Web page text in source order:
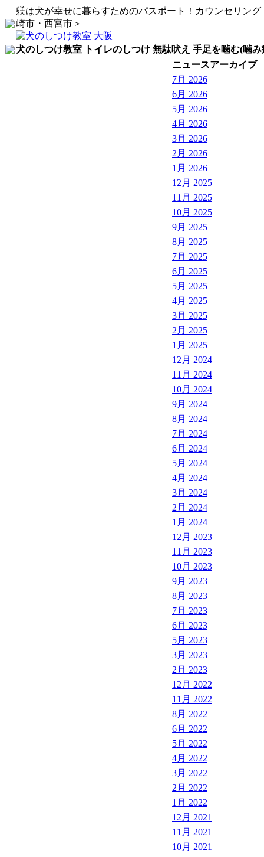
躾は犬が幸せに暮らすためのパスポート！カウンセリン
崎市・西宮市＞
犬のしつけ教室 トイレのしつけ 無駄吠え 手足を噛む(噛
ニュースアーカイブ
7月 2026
6月 2026
5月 2026
4月 2026
3月 2026
2月 2026
1月 2026
12月 2025
11月 2025
10月 2025
9月 2025
8月 2025
7月 2025
6月 2025
5月 2025
4月 2025
3月 2025
2月 2025
1月 2025
12月 2024
11月 2024
10月 2024
9月 2024
8月 2024
7月 2024
6月 2024
5月 2024
4月 2024
3月 2024
2月 2024
1月 2024
12月 2023
11月 2023
10月 2023
9月 2023
8月 2023
7月 2023
6月 2023
5月 2023
3月 2023
2月 2023
12月 2022
11月 2022
8月 2022
6月 2022
5月 2022
4月 2022
3月 2022
2月 2022
1月 2022
12月 2021
11月 2021
10月 2021